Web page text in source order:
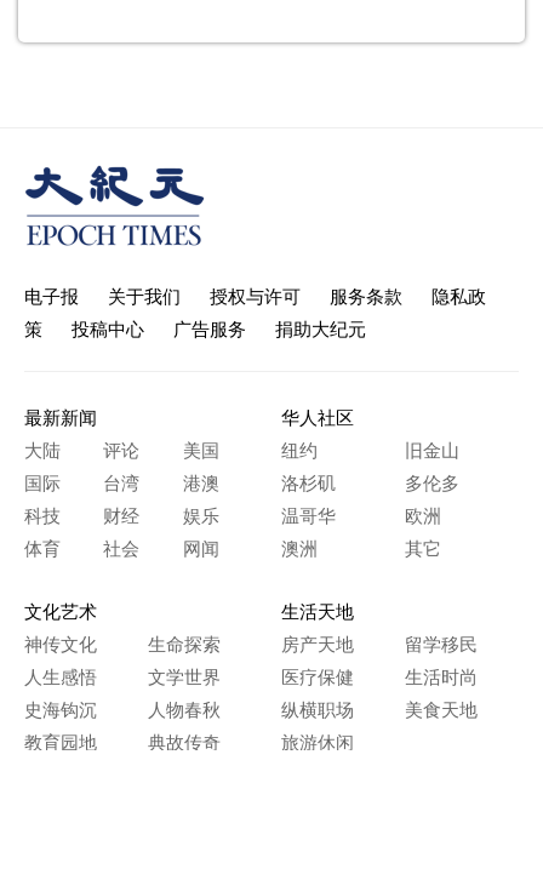
电子报 关于我们 授权与许可 服务条款
隐私政
策
投稿中心 广告服务 捐助大纪元
最新新闻
大陆
评论
美国
国际
台湾
港澳
科技
财经
娱乐
体育
社会 网闻
华人社区
纽约
旧金山
洛杉矶
多伦多
温哥华
欧洲
澳洲
其它
文化艺术
神传文化
生命探索
人生感悟
文学世界
史海钩沉
人物春秋
教育园地
典故传奇
生活天地
房产天地
留学移民
医疗保健
生活时尚
纵横职场
美食天地
旅游休闲